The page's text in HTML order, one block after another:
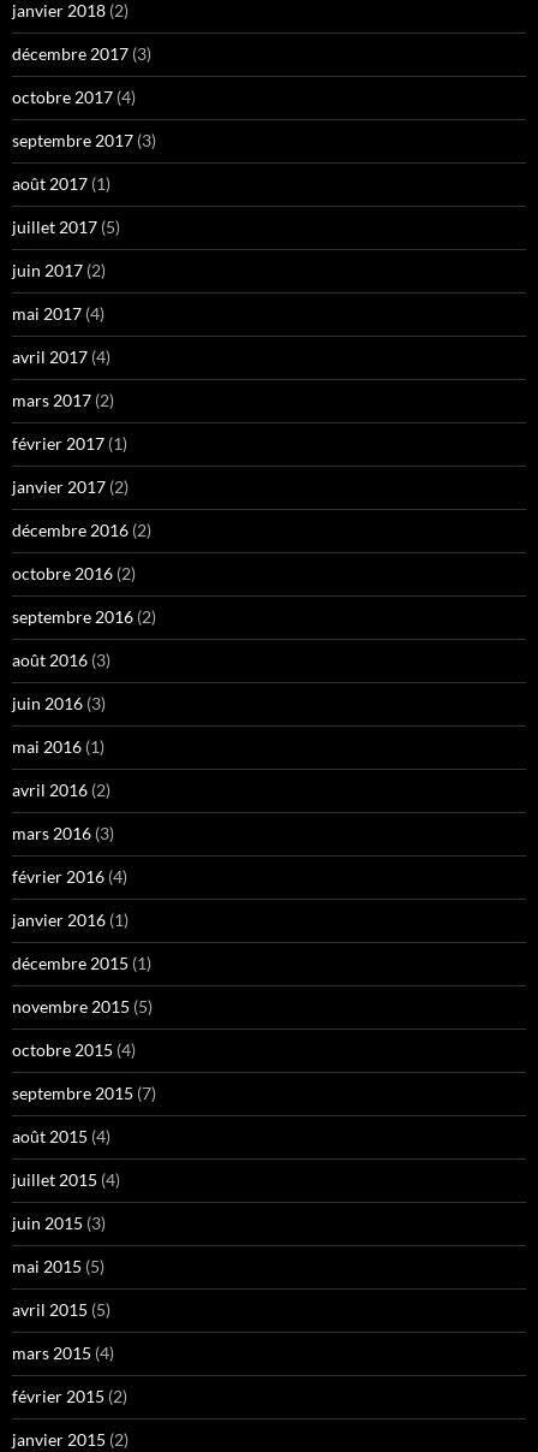
janvier 2018 (2)
décembre 2017 (3)
octobre 2017 (4)
septembre 2017 (3)
août 2017 (1)
juillet 2017 (5)
juin 2017 (2)
mai 2017 (4)
avril 2017 (4)
mars 2017 (2)
février 2017 (1)
janvier 2017 (2)
décembre 2016 (2)
octobre 2016 (2)
septembre 2016 (2)
août 2016 (3)
juin 2016 (3)
mai 2016 (1)
avril 2016 (2)
mars 2016 (3)
février 2016 (4)
janvier 2016 (1)
décembre 2015 (1)
novembre 2015 (5)
octobre 2015 (4)
septembre 2015 (7)
août 2015 (4)
juillet 2015 (4)
juin 2015 (3)
mai 2015 (5)
avril 2015 (5)
mars 2015 (4)
février 2015 (2)
janvier 2015 (2)